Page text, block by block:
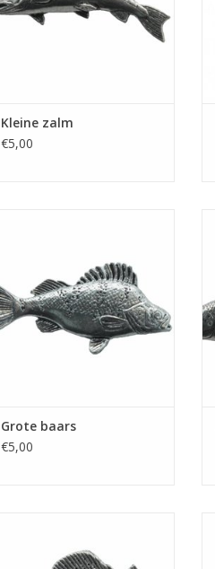
Kleine zalm
€5,00
TOEVOEGEN AAN WINKELWAGEN
Grote baars
€5,00